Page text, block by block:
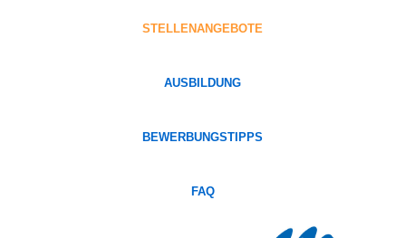
STELLENANGEBOTE
AUSBILDUNG
BEWERBUNGSTIPPS
FAQ